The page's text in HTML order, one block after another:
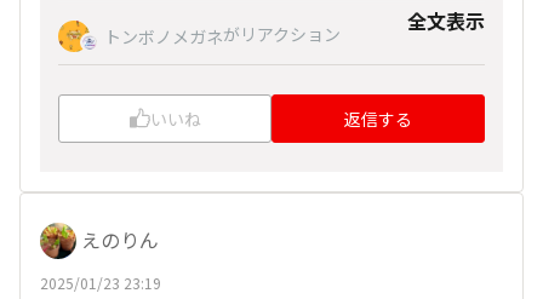
トンボノメガネがリアクション 全文表示
いいね 返信する
えのりん
2025/01/23 23:19